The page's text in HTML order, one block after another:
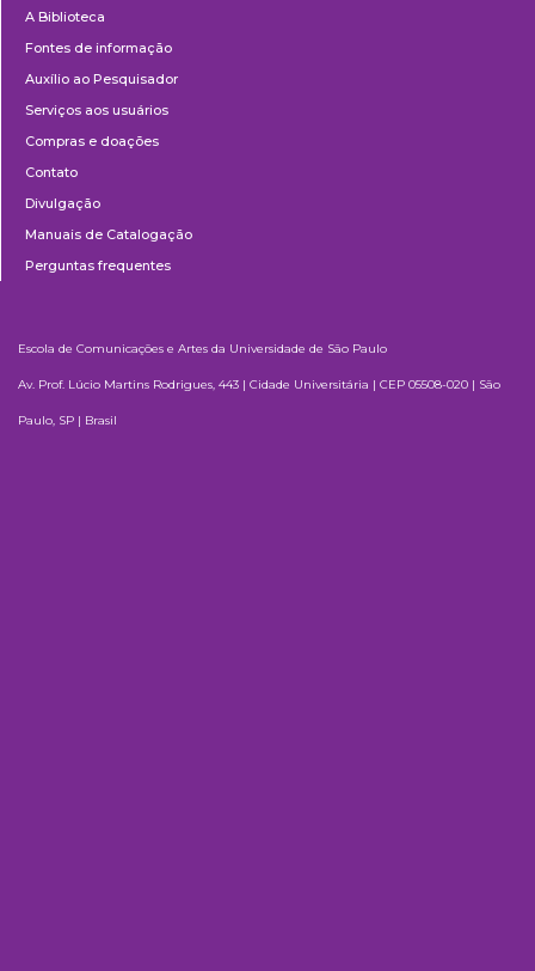
A Biblioteca
Fontes de informação
Auxílio ao Pesquisador
Serviços aos usuários
Compras e doações
Contato
Divulgação
Manuais de Catalogação
Perguntas frequentes
Escola de Comunicações e Artes da Universidade de São Paulo
Av. Prof. Lúcio Martins Rodrigues, 443 | Cidade Universitária | CEP 05508-020 | São
Paulo, SP | Brasil